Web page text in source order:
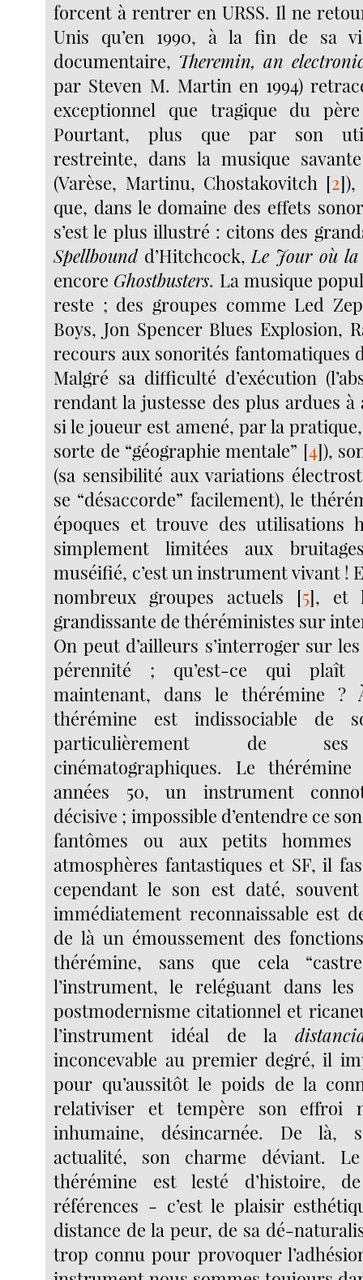
forcent à rentrer en URSS. Il ne
Unis qu’en 1990, à la fin de sa
documentaire, Theremin, an
par Steven M. Martin en 1994)
exceptionnel que tragique du
Pourtant, plus que par son
restreinte, dans la musique
(Varèse, Martinu, Chostakovitch [2]),
que, dans le domaine des effets
s’est le plus illustré : citons des
Spellboundd’Hitchcock, Le Jour où la
encore Ghostbusters. La musique
reste ; des groupes comme Led
Boys, Jon Spencer Blues Explosion,
recours aux sonorités fantomatiques
Malgré sa difficulté d’exécution
rendant la justesse des plus ardues
si le joueur est amené, par la
sorte de “géographie mentale” [4]),
(sa sensibilité aux variations
se “désaccorde” facilement), le
époques et trouve des utilisations
simplement limitées aux
muséifié, c’est un instrument vivant !
nombreux groupes actuels [5], et
grandissante de théréministes sur
On peut d’ailleurs s’interroger sur
pérennité ; qu’est-ce qui plaît
maintenant, dans le thérémine
thérémine est indissociable de
particulièrement de ses
cinématographiques. Le
années 50, un instrument
décisive ; impossible d’entendre ce
fantômes ou aux petits
atmosphères fantastiques et SF, il
cependant le son est daté,
immédiatement reconnaissable est
de là un émoussement des
thérémine, sans que cela
l’instrument, le reléguant dans les
postmodernisme citationnel et
l’instrument idéal de la
inconcevable au premier degré, il
pour qu’aussitôt le poids de la
relativiser et tempère son effroi
inhumaine, désincarnée. De là,
actualité, son charme déviant.
thérémine est lesté d’histoire,
références - c’est le plaisir
distance de la peur, de sa dé-
trop connu pour provoquer